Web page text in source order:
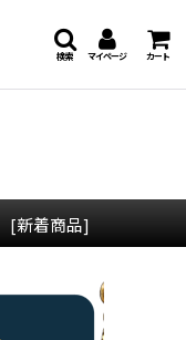
マイページ カート
検索
[新着商品]